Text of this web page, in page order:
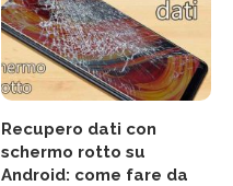
Recupero dati con
schermo rotto su
Android: come fare da